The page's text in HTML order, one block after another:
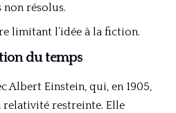
non résolus.
limitant l’idée à la fiction.
du temps
Albert Einstein, qui, en 1905,
restreinte. Elle